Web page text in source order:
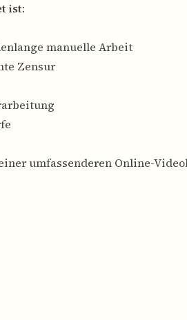
ist:
manuelle Arbeit
Zensur
umfassenderen Online-